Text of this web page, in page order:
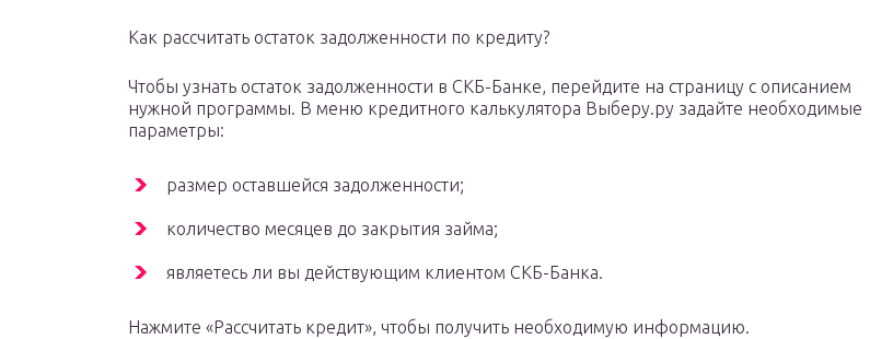
Как рассчитать остаток задолженности по кредиту?
Чтобы узнать остаток задолженности в СКБ-Банке, перейдите на страницу с описанием
нужной программы. В меню кредитного калькулятора Выберу.ру задайте необходимые
параметры:
размер оставшейся задолженности;
количество месяцев до закрытия займа;
являетесь ли вы действующим клиентом СКБ-Банка.
Нажмите «Рассчитать кредит», чтобы получить необходимую информацию.